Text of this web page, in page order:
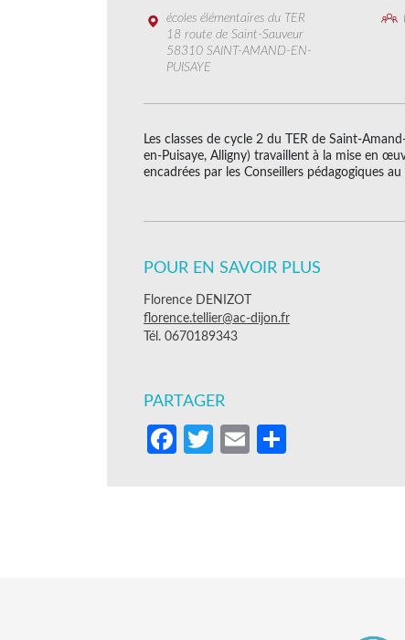
écoles élémentaires du TER
18 route de Saint-Sauveur
58310 SAINT-AMAND-EN-
PUISAYE
Les classes de cycle 2 du TER de Saint-
en-Puisaye, Alligny) travaillent à la mise en
encadrées par les Conseillers pédagogiques
POUR EN SAVOIR PLUS
Florence DENIZOT
florence.tellier@ac-dijon.fr
Tél. 0670189343
PARTAGER
Facebook
Twitter
Email